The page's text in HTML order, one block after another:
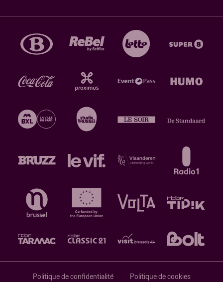
Politique de confidentialité
Politique de cookies